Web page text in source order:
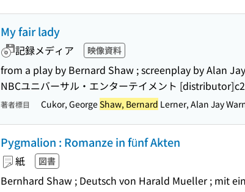
My fair lady
記録メディア 映像資料
from a play by Bernard Shaw ; screenplay by Alan
NBCユニバーサル・エンターテイメント [distributor]
著者標目 Cukor, GeorgeShaw, Bernard Lerner, Alan Jay
Pygmalion : Romanze in fünf Akten
紙 図書
Bernhard Shaw ; Deutsch von Harald Mueller ; mit